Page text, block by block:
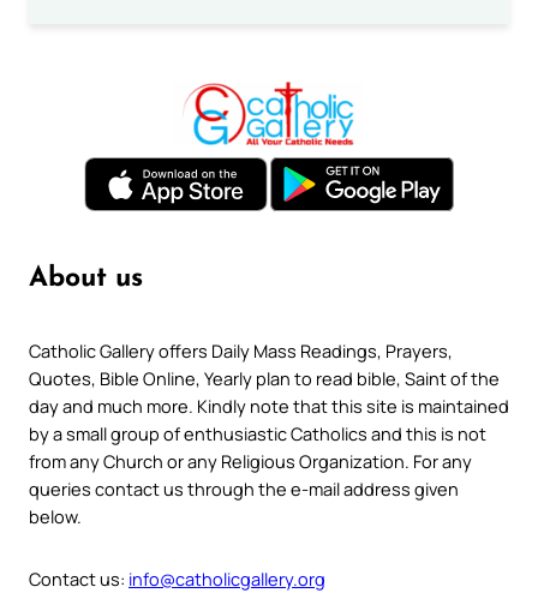
About us
Catholic Gallery offers Daily Mass Readings, Prayers,
Quotes, Bible Online, Yearly plan to read bible, Saint of the
day and much more. Kindly note that this site is maintained
by a small group of enthusiastic Catholics and this is not
from any Church or any Religious Organization. For any
queries contact us through the e-mail address given
below.
Contact us: info@catholicgallery.org